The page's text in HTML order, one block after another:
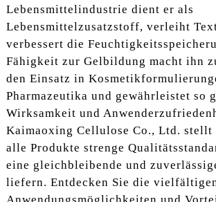
Lebensmittelindustrie dient er als
Lebensmittelzusatzstoff, verleiht
verbessert die
Fähigkeit zur Gelbildung macht ihn
den Einsatz in
Pharmazeutika und gewährleistet so
Wirksamkeit und
Kaimaoxing Cellulose Co., Ltd. stellt
alle Produkte strenge
eine gleichbleibende und
liefern. Entdecken Sie die